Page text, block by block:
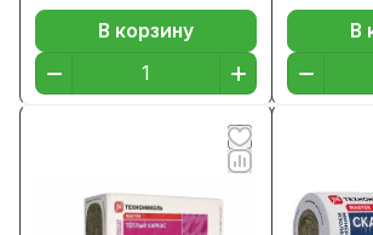
В корзину
15,75 В